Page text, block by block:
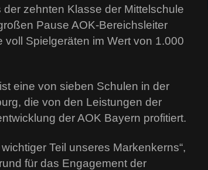
zehnten Klasse der Mittelschule
Pause AOK-Bereichsleiter
Spielgeräten im Wert von 1.000
eine von sieben Schulen in der
die von den Leistungen der
der AOK Bayern profitiert.
Teil unseres Markenkerns“,
für das Engagement der